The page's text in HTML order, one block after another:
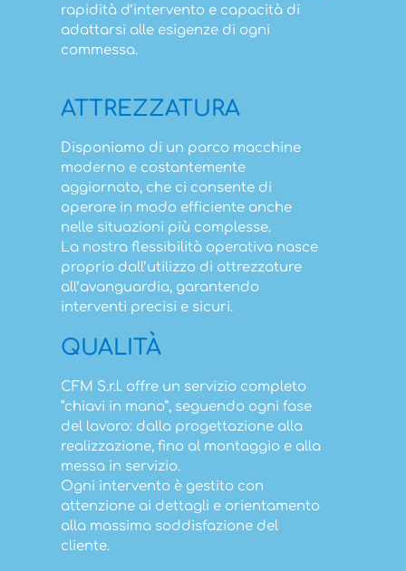
rapidità d’intervento e capacità di
adattarsi alle esigenze di ogni
commessa.
ATTREZZATURA
Disponiamo di un parco macchine
moderno e costantemente
aggiornato, che ci consente di
operare in modo efficiente anche
nelle situazioni più complesse.
La nostra flessibilità operativa nasce
proprio dall’utilizzo di attrezzature
all’avanguardia, garantendo
interventi precisi e sicuri.
QUALITÀ
CFM S.r.l. offre un servizio completo
“chiavi in mano”, seguendo ogni fase
del lavoro: dalla progettazione alla
realizzazione, fino al montaggio e alla
messa in servizio.
Ogni intervento è gestito con
attenzione ai dettagli e orientamento
alla massima soddisfazione del
cliente.